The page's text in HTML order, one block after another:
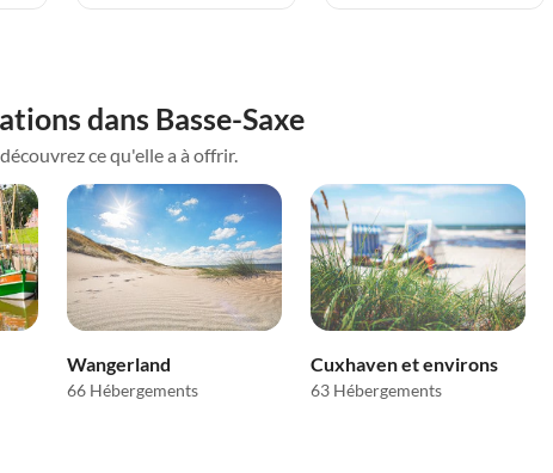
dans Basse-Saxe
ce qu'elle a à offrir.
Wangerland
66 Hébergements
Cuxhaven et environs
63 Hébergements